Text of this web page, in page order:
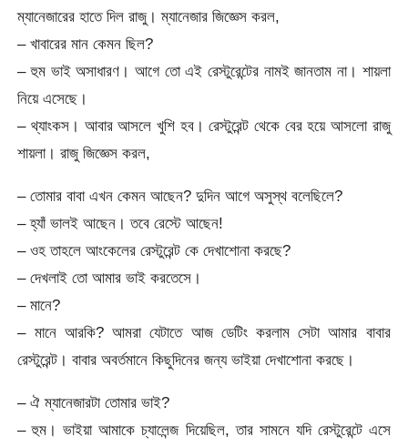
ম্যানেজারের হাতে দিল রাজু। ম্যানেজার জিজ্ঞেস করল,
– খাবারের মান কেমন ছিল?
– হুম ভাই অসাধারণ। আগে তো এই রেস্টুরেন্টের নামই জানতাম না। শায়লা
নিয়ে এসেছে।
– থ্যাংকস। আবার আসলে খুশি হব। রেস্টুরেন্ট থেকে বের হয়ে আসলো রাজু
শায়লা। রাজু জিজ্ঞেস করল,
– তোমার বাবা এখন কেমন আছেন? দুদিন আগে অসুস্থ বলেছিলে?
– হ্যাঁ ভালই আছেন। তবে রেস্টে আছেন!
– ওহ তাহলে আংকেলের রেস্টুরেন্ট কে দেখাশোনা করছে?
– দেখলাই তো আমার ভাই করতেসে।
– মানে?
– মানে আরকি? আমরা যেটাতে আজ ডেটিং করলাম সেটা আমার বাবার
রেস্টুরেন্ট। বাবার অবর্তমানে কিছুদিনের জন্য ভাইয়া দেখাশোনা করছে।
– ঐ ম্যানেজারটা তোমার ভাই?
– হুম। ভাইয়া আমাকে চ্যালেন্জ দিয়েছিল, তার সামনে যদি রেস্টুরেন্টে এসে